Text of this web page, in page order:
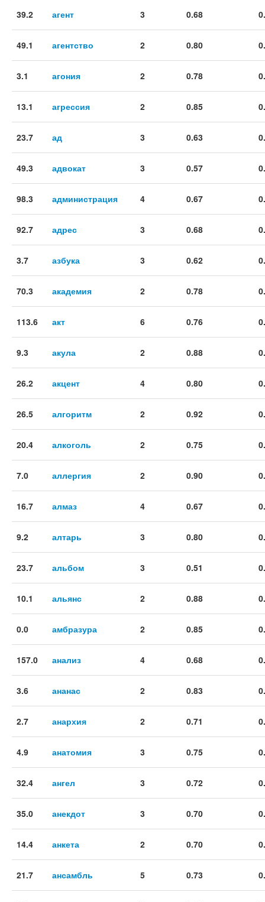
39.2 агент 3 0.68
49.1 агентство 2 0.80
3.1 агония 2 0.78
13.1 агрессия 2 0.85
23.7 ад 3 0.63
49.3 адвокат 3 0.57
98.3 администрация 4 0.67
92.7 адрес 3 0.68
3.7 азбука 3 0.62
70.3 академия 2 0.78
113.6 акт 6 0.76
9.3 акула 2 0.88
26.2 акцент 4 0.80
26.5 алгоритм 2 0.92
20.4 алкоголь 2 0.75
7.0 аллергия 2 0.90
16.7 алмаз 4 0.67
9.2 алтарь 3 0.80
23.7 альбом 3 0.51
10.1 альянс 2 0.88
0.0 амбразура 2 0.85
157.0 анализ 4 0.68
3.6 ананас 2 0.83
2.7 анархия 2 0.71
4.9 анатомия 3 0.75
32.4 ангел 3 0.72
35.0 анекдот 3 0.70
14.4 анкета 2 0.70
21.7 ансамбль 5 0.73